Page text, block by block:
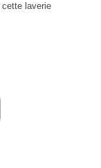
cette laverie